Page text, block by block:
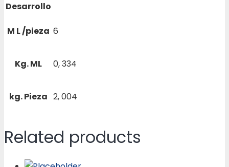
Desarrollo
M L /pieza 6
Kg. ML 0, 334
kg. Pieza 2, 004
Related products